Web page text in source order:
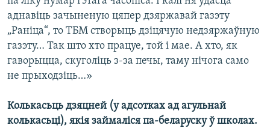
аднавіць зачыненую цяпер дзяржавай газэту
„Раніца“, то ТБМ створыць дзіцячую недзяржаўную
газэту… Так што хто працуе, той і мае. А хто, як
гаворыцца, скуголіць з-за печы, таму нічога само
не прыходзіць…»
Колькасьць дзяцней (у адсотках ад агульнай
колькасьці), якія займаліся па-беларуску ў школах.